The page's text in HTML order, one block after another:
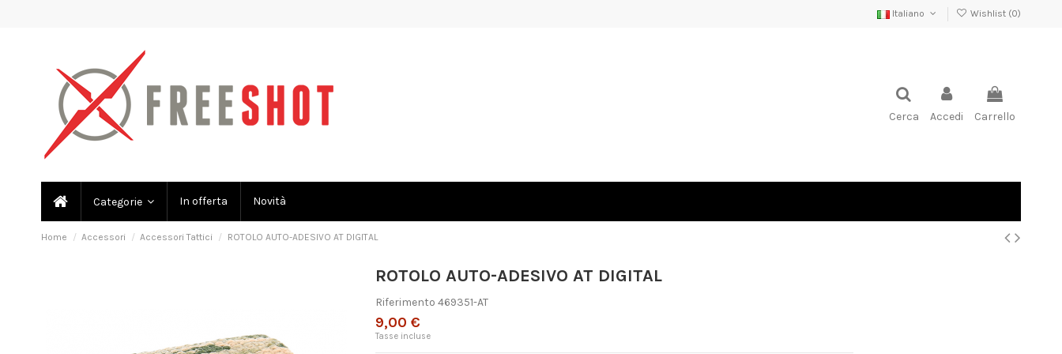
Italiano Wishlist (0)
Cerca Accedi Carrello
Categorie In offerta Novità
Home Accessori Accessori Tattici ROTOLO AUTO-ADESIVO AT DIGITAL
ROTOLO AUTO-ADESIVO AT DIGITAL
Riferimento 469351-AT
9,00 €
Tasse incluse